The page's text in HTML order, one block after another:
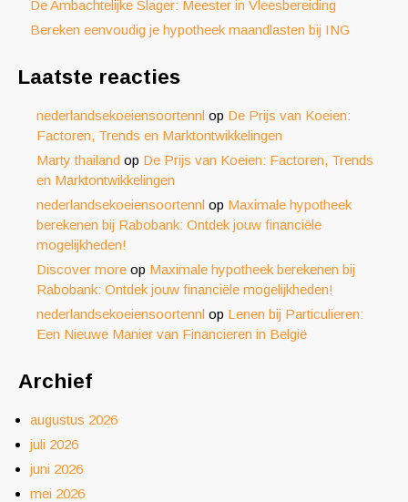
De Ambachtelijke Slager: Meester in Vleesbereiding
Bereken eenvoudig je hypotheek maandlasten bij ING
Laatste reacties
nederlandsekoeiensoortennl op De Prijs van Koeien:
Factoren, Trends en Marktontwikkelingen
Marty thailand op De Prijs van Koeien: Factoren, Trends
en Marktontwikkelingen
nederlandsekoeiensoortennl op Maximale hypotheek
berekenen bij Rabobank: Ontdek jouw financiële
mogelijkheden!
Discover more op Maximale hypotheek berekenen bij
Rabobank: Ontdek jouw financiële mogelijkheden!
nederlandsekoeiensoortennl op Lenen bij Particulieren:
Een Nieuwe Manier van Financieren in België
Archief
augustus 2026
juli 2026
juni 2026
mei 2026